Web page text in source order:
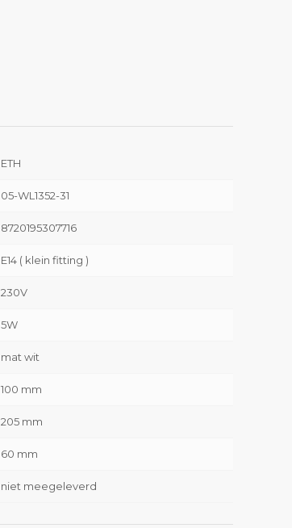
ETH
05-WL1352-31
8720195307716
E14 ( klein fitting )
230V
5W
mat wit
100 mm
205 mm
60 mm
niet meegeleverd